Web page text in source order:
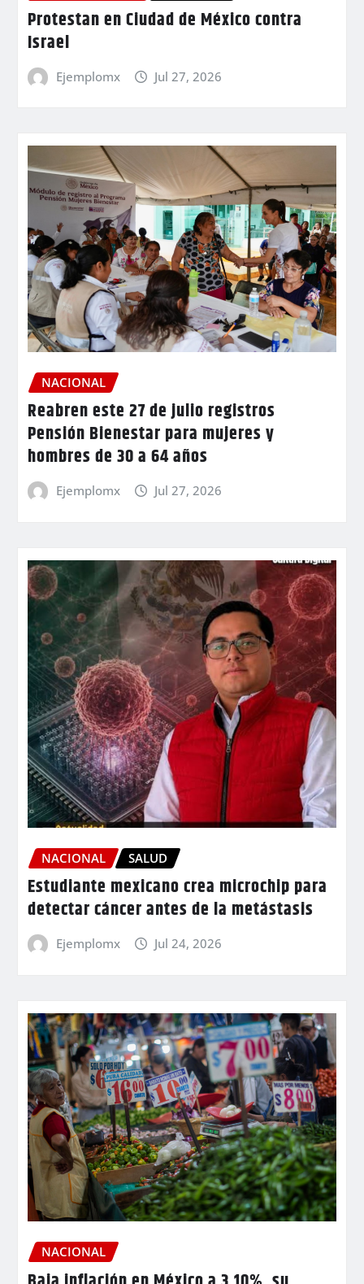
Protestan en Ciudad de México contra
Israel
Ejemplomx Jul 27, 2026
NACIONAL
Reabren este 27 de julio registros
Pensión Bienestar para mujeres y
hombres de 30 a 64 años
Ejemplomx Jul 27, 2026
NACIONAL SALUD
Estudiante mexicano crea microchip para
detectar cáncer antes de la metástasis
Ejemplomx Jul 24, 2026
NACIONAL